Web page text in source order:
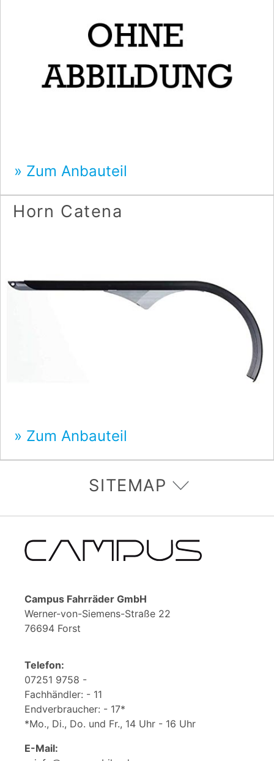
Zum Anbauteil
Horn Catena
Zum Anbauteil
SITEMAP
Campus Fahrräder GmbH
Werner-von-Siemens-Straße 22
76694 Forst
Telefon:
07251 9758 -
Fachhändler: - 11
Endverbraucher: - 17*
*Mo., Di., Do. und Fr., 14 Uhr - 16 Uhr
E-Mail: